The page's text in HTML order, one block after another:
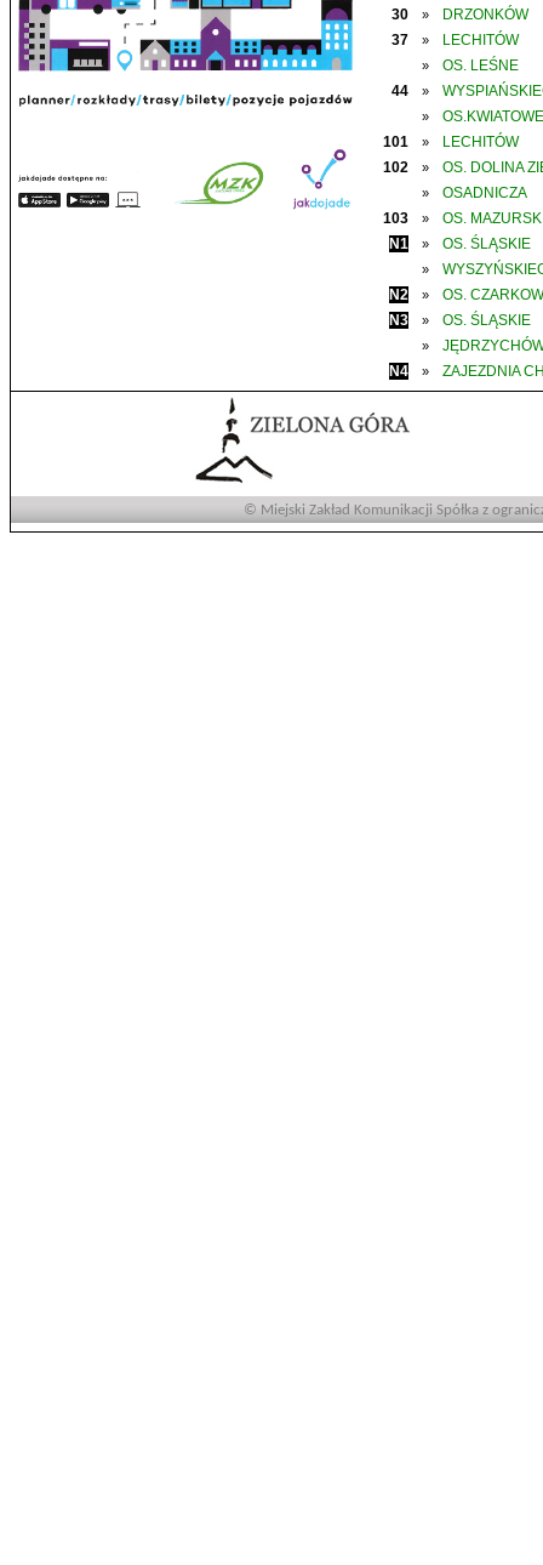
30
»
DRZONKÓW
37
» LECHITÓW
»
OS. LEŚNE
44
»
»
OS.KWIATOWE
101
»
LECHITÓW
102
» OS. DOLINA
»
OSADNICZA
103
»
OS.
N1
» OS. ŚLĄSKIE
»
N2
»
OS.
N3
» OS. ŚLĄSKIE
»
N4
» ZAJEZDNIA
© Miejski Zakład Komunikacji Spółka z